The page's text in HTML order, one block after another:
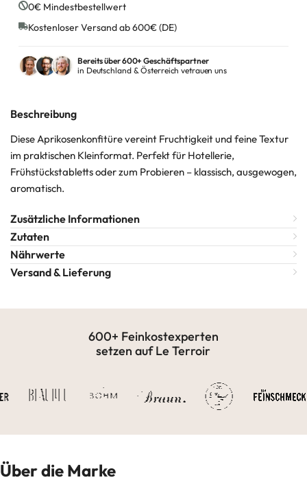
0€ Mindestbestellwert
Kostenloser Versand ab 600€ (DE)
Bereits über 600+ Geschäftspartner
in Deutschland & Österreich vetrauen uns
Beschreibung
Diese Aprikosenkonfitüre vereint Fruchtigkeit und feine Textur
im praktischen Kleinformat. Perfekt für Hotellerie,
Frühstückstabletts oder zum Probieren – klassisch, ausgewogen,
aromatisch.
Zusätzliche Informationen
Zutaten
Nährwerte
Versand & Lieferung
600+ Feinkostexperten
setzen auf Le Terroir
Über die Marke